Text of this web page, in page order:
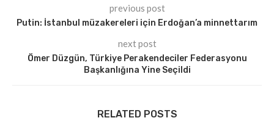
previous post
Putin: İstanbul müzakereleri için Erdoğan’a minnettarım
next post
Ömer Düzgün, Türkiye Perakendeciler Federasyonu
Başkanlığına Yine Seçildi
RELATED POSTS